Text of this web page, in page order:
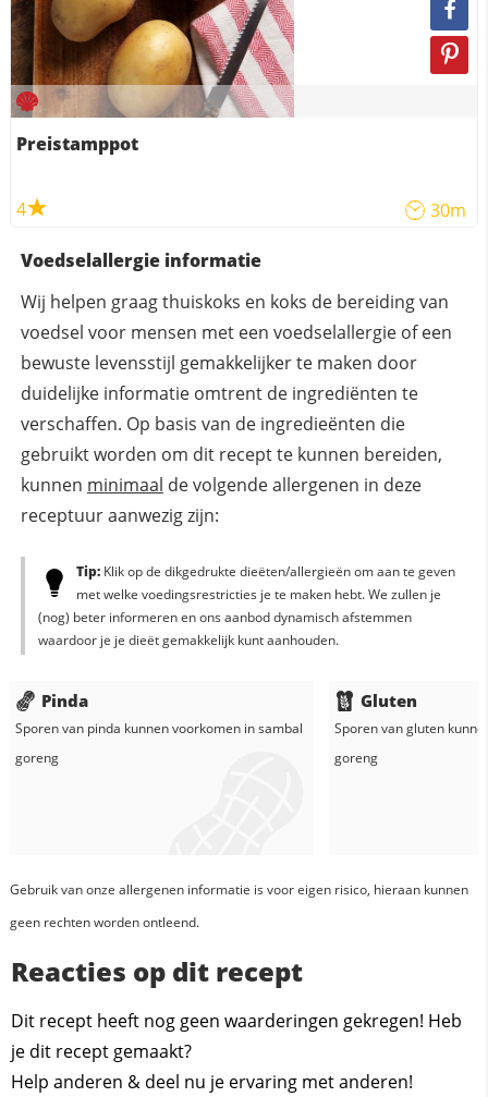
Preistamppot
4 30m
Voedselallergie informatie
Wij helpen graag thuiskoks en koks de bereiding van
voedsel voor mensen met een voedselallergie of een
bewuste levensstijl gemakkelijker te maken door
duidelijke informatie omtrent de ingrediënten te
verschaffen. Op basis van de ingredieënten die
gebruikt worden om dit recept te kunnen bereiden,
kunnen minimaal de volgende allergenen in deze
receptuur aanwezig zijn:
Tip:Klik op de dikgedrukte dieëten/allergieën om aan te geven
met welke voedingsrestricties je te maken hebt. We zullen je
(nog) beter informeren en ons aanbod dynamisch afstemmen
waardoor je je dieët gemakkelijk kunt aanhouden.
Pinda
Sporen van pinda kunnen voorkomen insambal
goreng
Gluten
Sporen van gluten
goreng
Gebruik van onze allergenen informatie is voor eigen risico, hieraan kunnen
geen rechten worden ontleend.
Reacties op dit recept
Dit recept heeft nog geen waarderingen gekregen! Heb
je dit recept gemaakt?
Help anderen & deel nu je ervaring met anderen!